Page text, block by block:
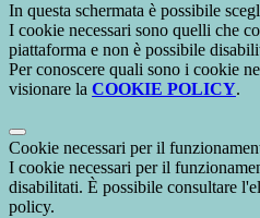
In questa schermata è possibile
I cookie necessari sono quelli che
piattaforma e non è possibile
Per conoscere quali sono i cookie
visionare la COOKIE POLICY.
Cookie necessari per il
I cookie necessari per il
disabilitati. È possibile consultare
policy.